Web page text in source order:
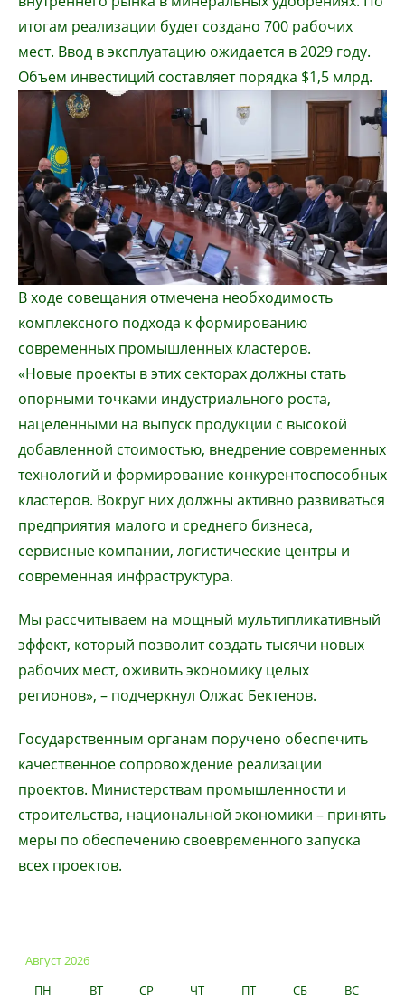
итогам реализации будет создано 700 рабочих
мест. Ввод в эксплуатацию ожидается в 2029 году.
Объем инвестиций составляет порядка $1,5 млрд.
В ходе совещания отмечена необходимость
комплексного подхода к формированию
современных промышленных кластеров.
«Новые проекты в этих секторах должны стать
опорными точками индустриального роста,
нацеленными на выпуск продукции с высокой
добавленной стоимостью, внедрение современных
технологий и формирование конкурентоспособных
кластеров. Вокруг них должны активно развиваться
предприятия малого и среднего бизнеса,
сервисные компании, логистические центры и
современная инфраструктура.
Мы рассчитываем на мощный мультипликативный
эффект, который позволит создать тысячи новых
рабочих мест, оживить экономику целых
регионов», – подчеркнул Олжас Бектенов.
Государственным органам поручено обеспечить
качественное сопровождение реализации
проектов. Министерствам промышленности и
строительства, национальной экономики – принять
меры по обеспечению своевременного запуска
всех проектов.
Август 2026
ПН
ВТ СР ЧТ ПТ СБ ВС